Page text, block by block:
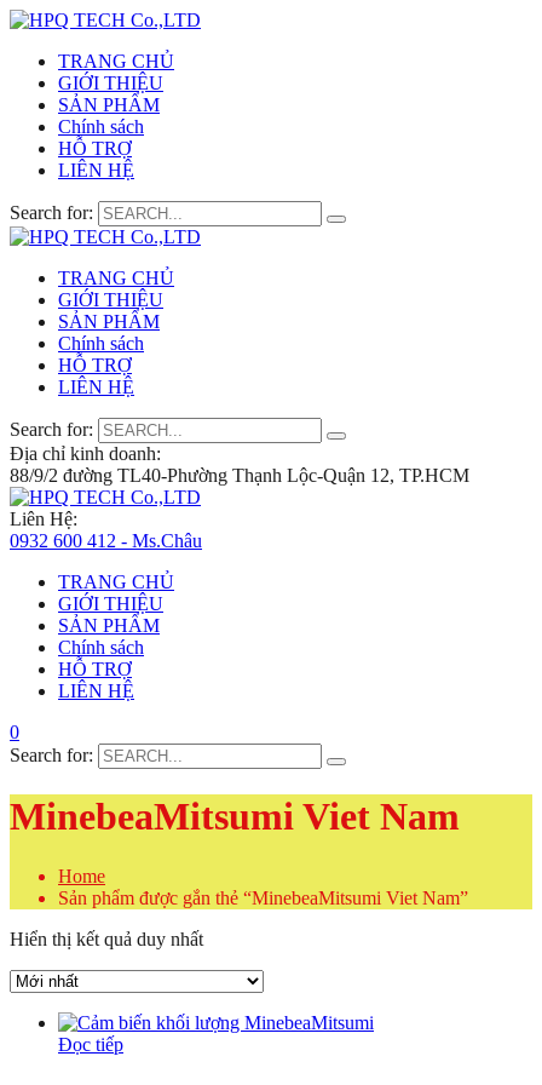
TRANG CHỦ
GIỚI THIỆU
SẢN PHẨM
Chính sách
HỖ TRỢ
LIÊN HỆ
Search for:
TRANG CHỦ
GIỚI THIỆU
SẢN PHẨM
Chính sách
HỖ TRỢ
LIÊN HỆ
Search for:
Địa chỉ kinh doanh:
88/9/2 đường TL40-Phường Thạnh Lộc-Quận 12, TP.HCM
Liên Hệ:
0932 600 412 - Ms.Châu
TRANG CHỦ
GIỚI THIỆU
SẢN PHẨM
Chính sách
HỖ TRỢ
LIÊN HỆ
0
Search for:
MinebeaMitsumi Viet Nam
Home
Sản phẩm được gắn thẻ “MinebeaMitsumi Viet Nam”
Hiển thị kết quả duy nhất
Đọc tiếp